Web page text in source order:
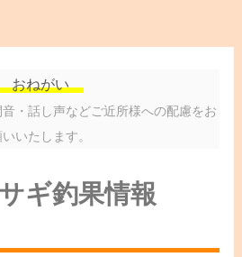
ねがい
・話し声などご近所様への配慮をお
いいたします。
ギ釣果情報